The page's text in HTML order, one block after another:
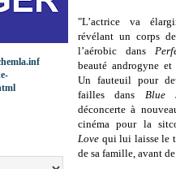
"L’actrice va
révélant un corps
l’aérobic dans
beauté androgyne
Un fauteuil pour
failles dans Blue
déconcerte à
cinéma pour la
Love qui lui laisse le
de sa famille, avant